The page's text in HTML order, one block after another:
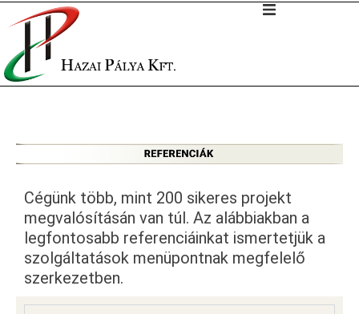
Cégünk több, mint 200 sikeres projekt
megvalósításán van túl. Az alábbiakban a
legfontosabb referenciáinkat ismertetjük a
szolgáltatások menüpontnak megfelelő
szerkezetben.